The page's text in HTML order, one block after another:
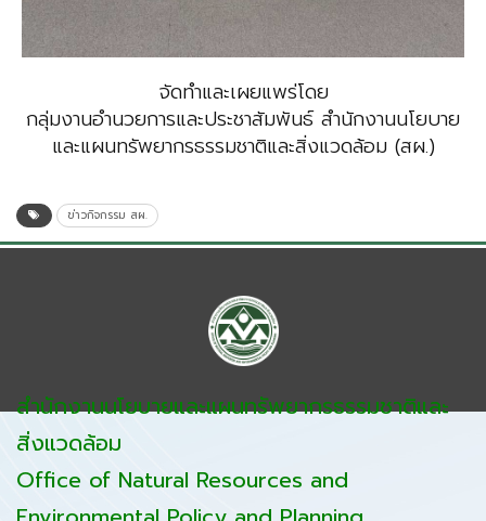
จัดทำและเผยแพร่โดย
กลุ่มงานอำนวยการและประชาสัมพันธ์ สำนักงานนโยบาย
และแผนทรัพยากรธรรมชาติและสิ่งแวดล้อม (สผ.)
ข่าวกิจกรรม สผ.
สำนักงานนโยบายและแผนทรัพยากรธรรมชาติและ
สิ่งแวดล้อม
Office of Natural Resources and